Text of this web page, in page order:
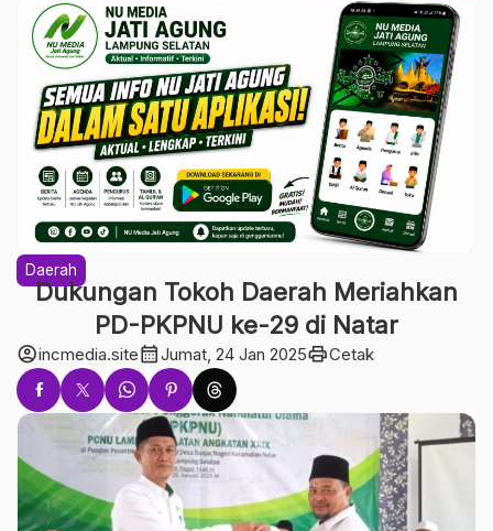
Daerah
Dukungan Tokoh Daerah Meriahkan
PD-PKPNU ke-29 di Natar
account_circleincmedia.sitecalendar_monthJumat, 24 Jan 2025printCetak